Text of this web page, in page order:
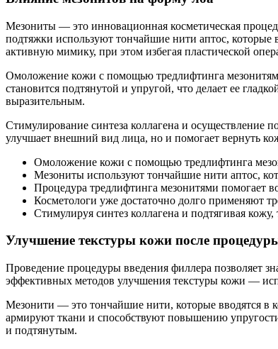
Мезониты — это инновационная косметическая
подтяжки используют тончайшие нити аптос, которые
активную мимику, при этом избегая пластической
Омоложение кожи с помощью тредлифтинга
становится подтянутой и упругой, что делает ее
выразительным.
Стимулирование синтеза коллагена и
улучшает внешний вид лица, но и помогает вернуть
Омоложение кожи с помощью тредлифтинга
Мезониты используют тончайшие нити аптос,
Процедура тредлифтинга мезонитями помогает
Косметологи уже достаточно долго применяют
Стимулируя синтез коллагена и подтягивая
Улучшение текстуры кожи после
Проведение процедуры введения филлера позволяет
эффективных методов улучшения текстуры кожи —
Мезонити — это тончайшие нити, которые вводятся
армируют ткани и способствуют повышению
и подтянутым.